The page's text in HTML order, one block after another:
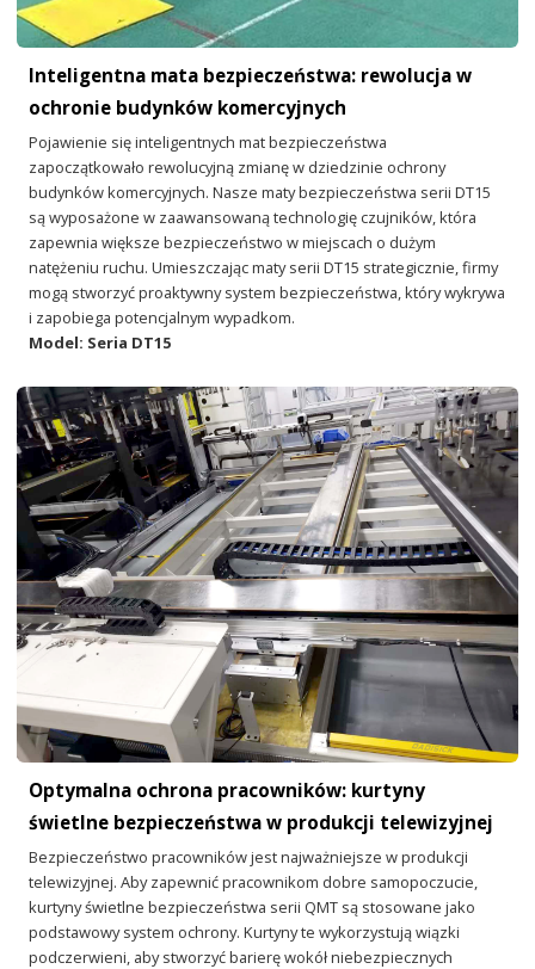
Inteligentna mata bezpieczeństwa: rewolucja w
ochronie budynków komercyjnych
Pojawienie się inteligentnych mat bezpieczeństwa
zapoczątkowało rewolucyjną zmianę w dziedzinie ochrony
budynków komercyjnych. Nasze maty bezpieczeństwa serii DT15
są wyposażone w zaawansowaną technologię czujników, która
zapewnia większe bezpieczeństwo w miejscach o dużym
natężeniu ruchu. Umieszczając maty serii DT15 strategicznie, firmy
mogą stworzyć proaktywny system bezpieczeństwa, który wykrywa
i zapobiega potencjalnym wypadkom.
Model: Seria DT15
Optymalna ochrona pracowników: kurtyny
świetlne bezpieczeństwa w produkcji telewizyjnej
Bezpieczeństwo pracowników jest najważniejsze w produkcji
telewizyjnej. Aby zapewnić pracownikom dobre samopoczucie,
kurtyny świetlne bezpieczeństwa serii QMT są stosowane jako
podstawowy system ochrony. Kurtyny te wykorzystują wiązki
podczerwieni, aby stworzyć barierę wokół niebezpiecznych